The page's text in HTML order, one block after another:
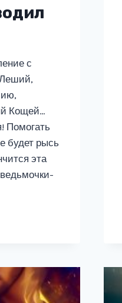
с
Кощей…
Помогать
будет рысь
эта